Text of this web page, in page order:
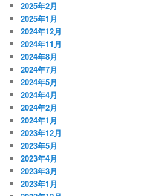
2025年2月
2025年1月
2024年12月
2024年11月
2024年8月
2024年7月
2024年5月
2024年4月
2024年2月
2024年1月
2023年12月
2023年5月
2023年4月
2023年3月
2023年1月